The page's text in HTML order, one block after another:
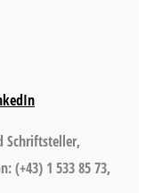
Schriftsteller,
(+43) 1 533 85 73,